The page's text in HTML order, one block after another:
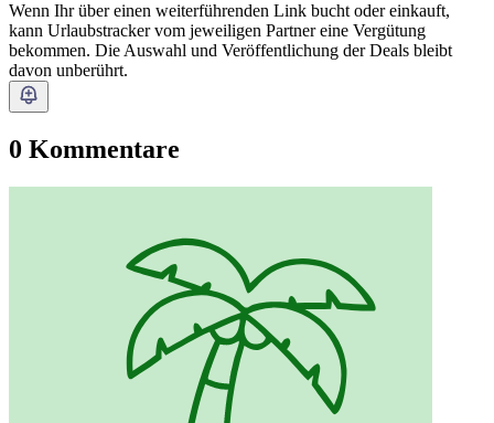
Wenn Ihr über einen weiterführenden Link bucht oder einkauft,
kann Urlaubstracker vom jeweiligen Partner eine Vergütung
bekommen. Die Auswahl und Veröffentlichung der Deals bleibt
davon unberührt.
0 Kommentare